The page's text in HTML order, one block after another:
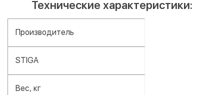
Технические характеристики:
Производитель
STIGA
Вес, кг